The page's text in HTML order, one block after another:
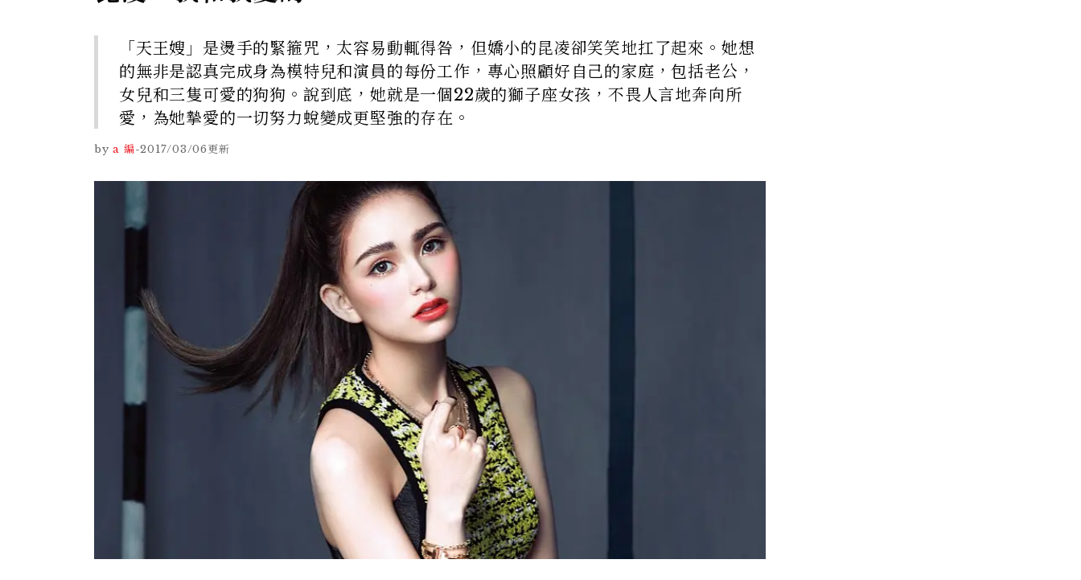
「天王嫂」是燙手的緊箍咒，太容易動輒得咎，但嬌小的昆凌卻笑笑地扛了起來。她想
的無非是認真完成身為模特兒和演員的每份工作，專心照顧好自己的家庭，包括老公，
女兒和三隻可愛的狗狗。說到底，她就是一個22歲的獅子座女孩，不畏人言地奔向所
愛，為她摯愛的一切努力蛻變成更堅強的存在。
by a 編-2017/03/06更新